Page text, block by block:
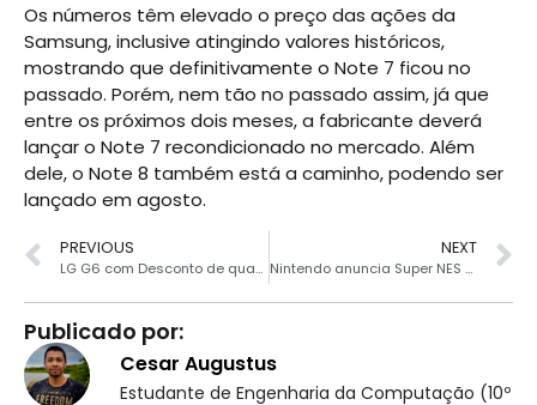
Os números têm elevado o preço das ações da
Samsung, inclusive atingindo valores históricos,
mostrando que definitivamente o Note 7 ficou no
passado. Porém, nem tão no passado assim, já que
entre os próximos dois meses, a fabricante deverá
lançar o Note 7 recondicionado no mercado. Além
dele, o Note 8 também está a caminho, podendo ser
lançado em agosto.
PREVIOUS
LG G6 com Desconto de quase R$2000
NEXT
Nintendo anuncia Super NES Classic
Publicado por:
Cesar Augustus
Estudante de Engenharia da Computação (10º